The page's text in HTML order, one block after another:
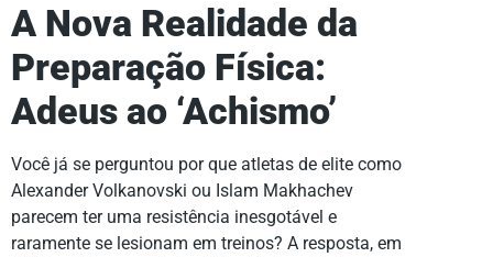
A Nova Realidade da
Preparação Física:
Adeus ao ‘Achismo’
Você já se perguntou por que atletas de elite como
Alexander Volkanovski ou Islam Makhachev
parecem ter uma resistência inesgotável e
raramente se lesionam em treinos? A resposta, em